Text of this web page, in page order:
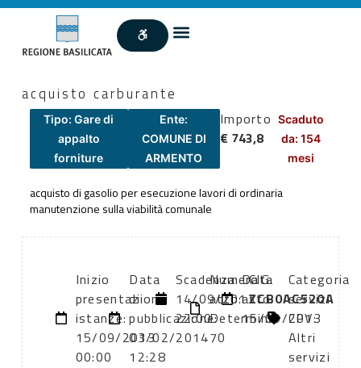
acquisto carburante
Tipo: Gare di
appalto
forniture
Ente:
COMUNE DI
ARMENTO
Importo
€ 743,8
Scaduto
da: 154
mesi
acquisto di gasolio per esecuzione lavori di ordinaria
manutenzione sulla viabilità comunale
Inizio
presentazione
istanze:
15/09/2013
00:00
Data
di
pubblicazione:
03/02/2014
12:28
Scadenza:
14/09/2013
22:00
Numero
atto:
Determina
70
Data
atto:
15/09/2013
CIG:
ZCB0AC520A
Categoria
servizi
CPV:
Altri
servizi